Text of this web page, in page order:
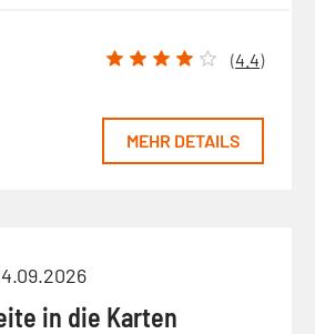
(4.4)
MEHR DETAILS
in die Karten